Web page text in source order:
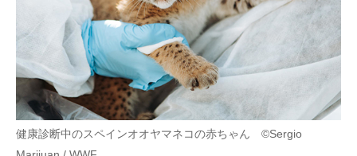
健康診断中のスペインオオヤマネコの赤ちゃん ©Sergio